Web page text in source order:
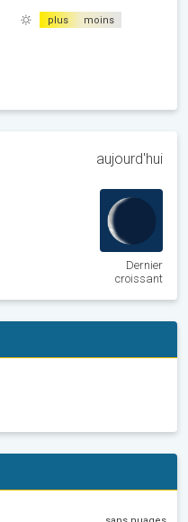
plus moins
aujourd'hui
Dernier
croissant